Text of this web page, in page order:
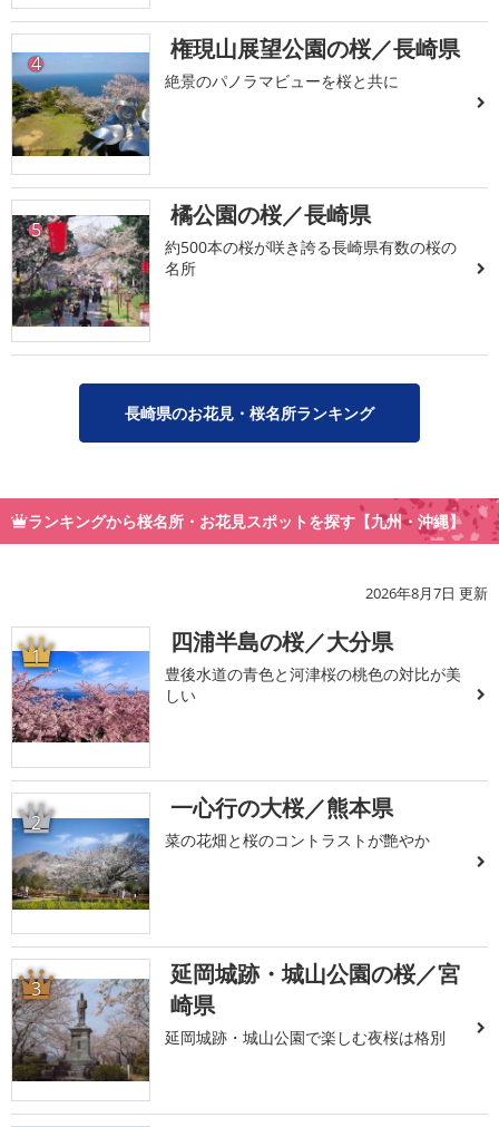
4 権現山展望公園の桜／長崎県
絶景のパノラマビューを桜と共に
5 橘公園の桜／長崎県
約500本の桜が咲き誇る長崎県有数の桜の
名所
長崎県のお花見・桜名所ランキング
ランキングから桜名所・お花見スポットを探す【九州・沖縄】
2026年8月7日 更新
1 四浦半島の桜／大分県
豊後水道の青色と河津桜の桃色の対比が美
しい
2 一心行の大桜／熊本県
菜の花畑と桜のコントラストが艶やか
3
延岡城跡・城山公園の桜／宮
崎県
延岡城跡・城山公園で楽しむ夜桜は格別